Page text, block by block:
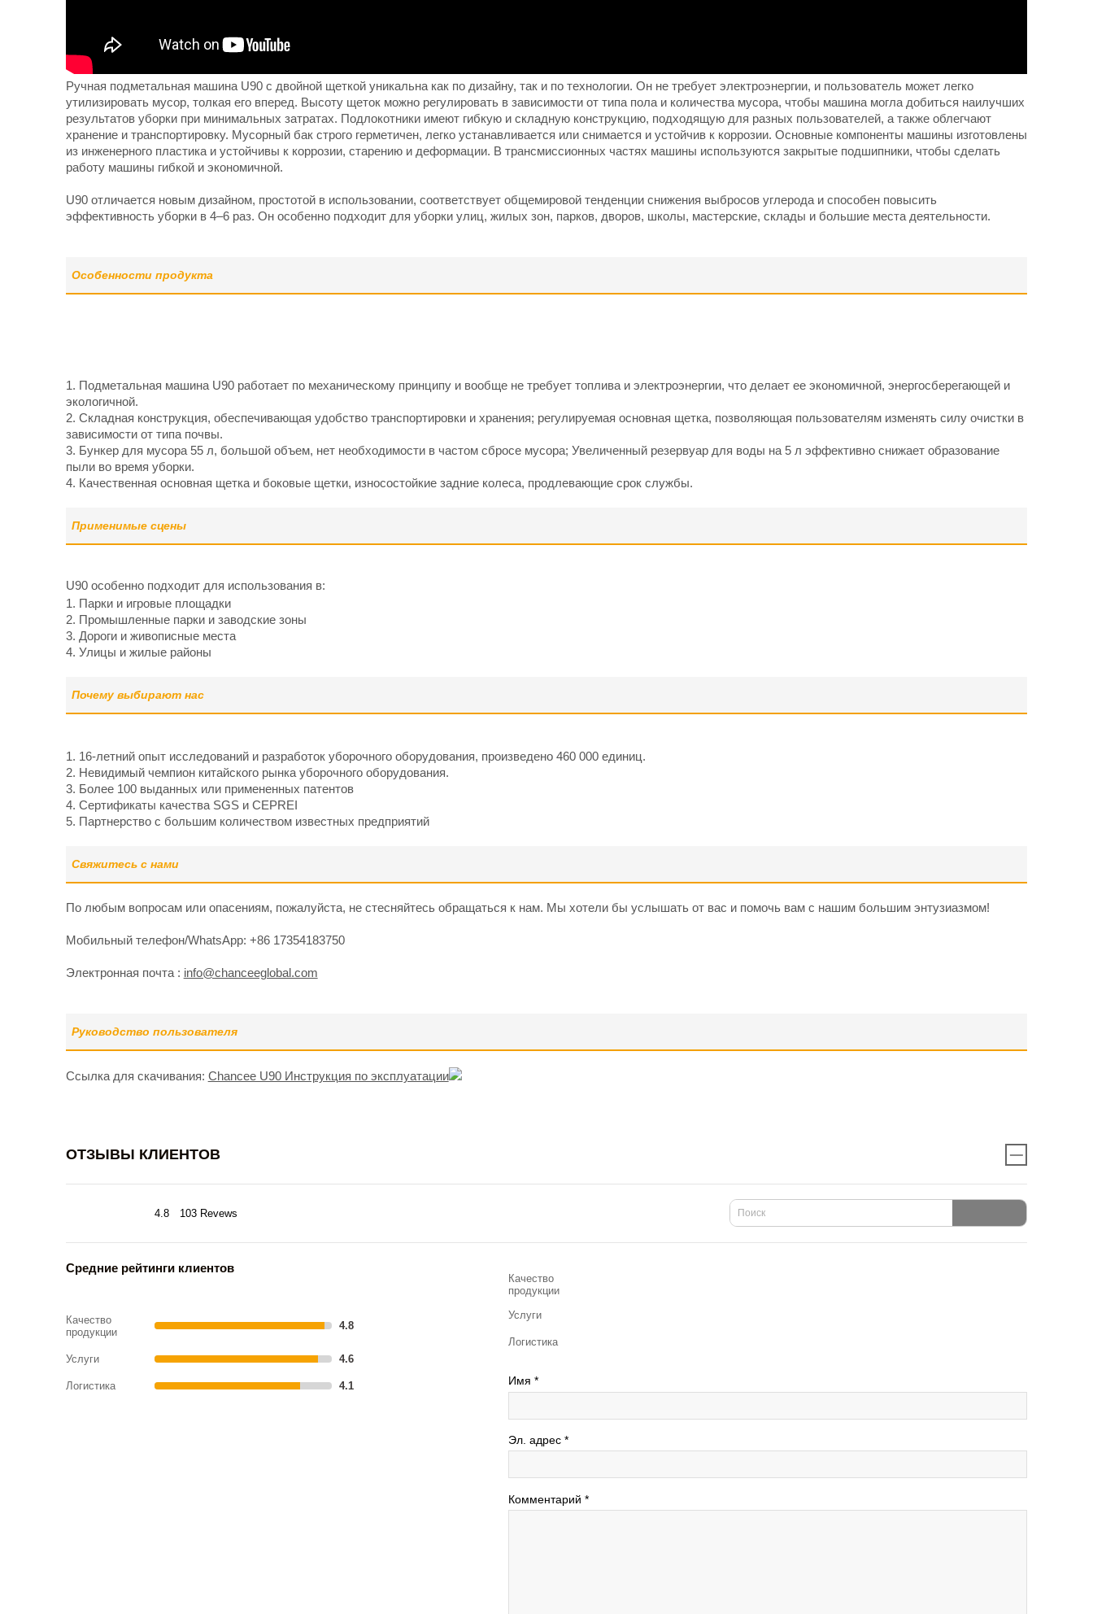
Ручная подметальная машина U90 с двойной щеткой уникальна как по дизайну, так и по технологии. Он не требует электроэнергии, и пользователь может легко
утилизировать мусор, толкая его вперед. Высоту щеток можно регулировать в зависимости от типа пола и количества мусора, чтобы машина могла добиться наилучших
результатов уборки при минимальных затратах. Подлокотники имеют гибкую и складную конструкцию, подходящую для разных пользователей, а также облегчают
хранение и транспортировку. Мусорный бак строго герметичен, легко устанавливается или снимается и устойчив к коррозии. Основные компоненты машины изготовлены
из инженерного пластика и устойчивы к коррозии, старению и деформации. В трансмиссионных частях машины используются закрытые подшипники, чтобы сделать
работу машины гибкой и экономичной.
U90 отличается новым дизайном, простотой в использовании, соответствует общемировой тенденции снижения выбросов углерода и способен повысить
эффективность уборки в 4–6 раз. Он особенно подходит для уборки улиц, жилых зон, парков, дворов, школы, мастерские, склады и большие места деятельности.
Особенности продукта
1. Подметальная машина U90 работает по механическому принципу и вообще не требует топлива и электроэнергии, что делает ее экономичной, энергосберегающей и
экологичной.
2. Складная конструкция, обеспечивающая удобство транспортировки и хранения; регулируемая основная щетка, позволяющая пользователям изменять силу очистки в
зависимости от типа почвы.
3. Бункер для мусора 55 л, большой объем, нет необходимости в частом сбросе мусора; Увеличенный резервуар для воды на 5 л эффективно снижает образование
пыли во время уборки.
4. Качественная основная щетка и боковые щетки, износостойкие задние колеса, продлевающие срок службы.
Применимые сцены
U90 особенно подходит для использования в:
1. Парки и игровые площадки
2. Промышленные парки и заводские зоны
3. Дороги и живописные места
4. Улицы и жилые районы
Почему выбирают нас
1. 16-летний опыт исследований и разработок уборочного оборудования, произведено 460 000 единиц.
2. Невидимый чемпион китайского рынка уборочного оборудования.
3. Более 100 выданных или примененных патентов
4. Сертификаты качества SGS и CEPREI
5. Партнерство с большим количеством известных предприятий
Свяжитесь с нами
По любым вопросам или опасениям, пожалуйста, не стесняйтесь обращаться к нам. Мы хотели бы услышать от вас и помочь вам с нашим большим энтузиазмом!
Мобильный телефон/WhatsApp: +86 17354183750
Электронная почта : info@chanceeglobal.com
Руководство пользователя
Ссылка для скачивания: Chancee U90 Инструкция по эксплуатации
ОТЗЫВЫ КЛИЕНТОВ
4.8 103 Revews
Средние рейтинги клиентов
Качество
продукции
4.8
Услуги 4.6
Логистика 4.1
Качество
продукции
Услуги
Логистика
Комментарий *
Имя *
Эл. адрес *